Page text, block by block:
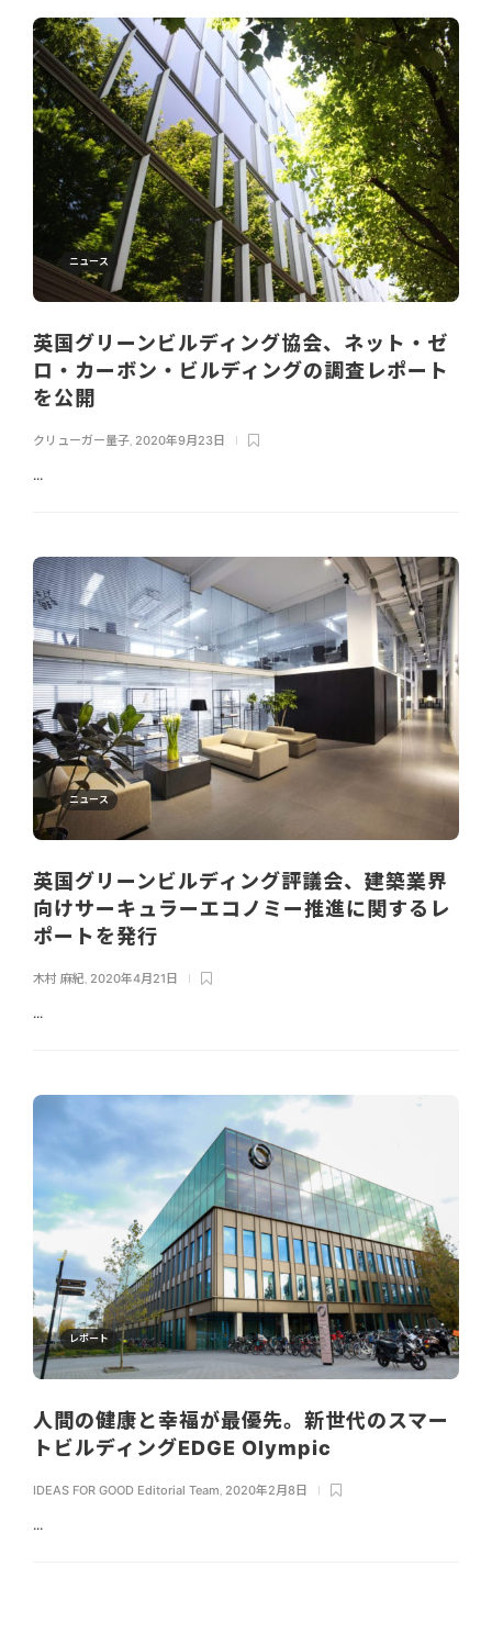
ニュース
英国グリーンビルディング協会、ネット・ゼ
ロ・カーボン・ビルディングの調査レポート
を公開
クリューガー量子 2020年9月23日
...
ニュース
英国グリーンビルディング評議会、建築業界
向けサーキュラーエコノミー推進に関するレ
ポートを発行
木村 麻紀, 2020年4月21日
...
レポート
人間の健康と幸福が最優先。新世代のスマー
トビルディングEDGE Olympic
IDEAS FOR GOOD Editorial Team 2020年2月8日
...